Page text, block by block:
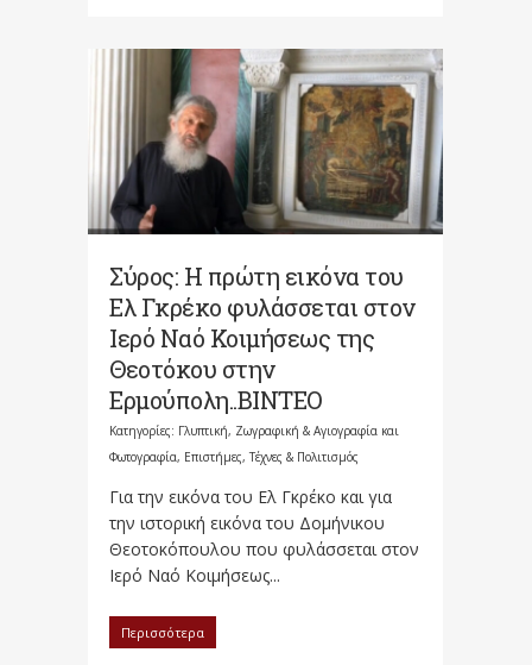
Σύρος: Η πρώτη εικόνα του
Ελ Γκρέκο φυλάσσεται στον
Ιερό Ναό Κοιμήσεως της
Θεοτόκου στην
Ερμούπολη..ΒΙΝΤΕΟ
Κατηγορίες: Γλυπτική, Ζωγραφική & Αγιογραφία και
Φωτογραφία, Επιστήμες, Τέχνες & Πολιτισμός
Για την εικόνα του Ελ Γκρέκο και για
την ιστορική εικόνα του Δομήνικου
Θεοτοκόπουλου που φυλάσσεται στον
Ιερό Ναό Κοιμήσεως...
Περισσότερα